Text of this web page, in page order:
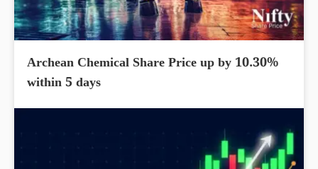
Archean Chemical Share Price up by 10.30%
within 5 days